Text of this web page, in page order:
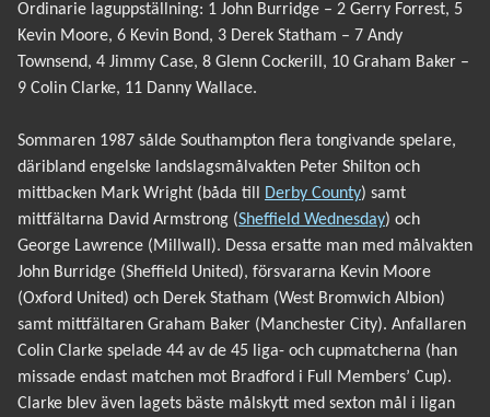
Ordinarie laguppställning: 1 John Burridge – 2 Gerry Forrest, 5
Kevin Moore, 6 Kevin Bond, 3 Derek Statham – 7 Andy
Townsend, 4 Jimmy Case, 8 Glenn Cockerill, 10 Graham Baker –
9 Colin Clarke, 11 Danny Wallace.
Sommaren 1987 sålde Southampton flera tongivande spelare,
däribland engelske landslagsmålvakten Peter Shilton och
mittbacken Mark Wright (båda till
Derby County) samt
mittfältarna David Armstrong (Sheffield Wednesday) och
George Lawrence (Millwall). Dessa ersatte man med målvakten
John Burridge (Sheffield United), försvararna Kevin Moore
(Oxford United) och Derek Statham (West Bromwich Albion)
samt mittfältaren Graham Baker (Manchester City). Anfallaren
Colin Clarke spelade 44 av de 45 liga- och cupmatcherna (han
missade endast matchen mot Bradford i Full Members’ Cup).
Clarke blev även lagets bäste målskytt med sexton mål i ligan